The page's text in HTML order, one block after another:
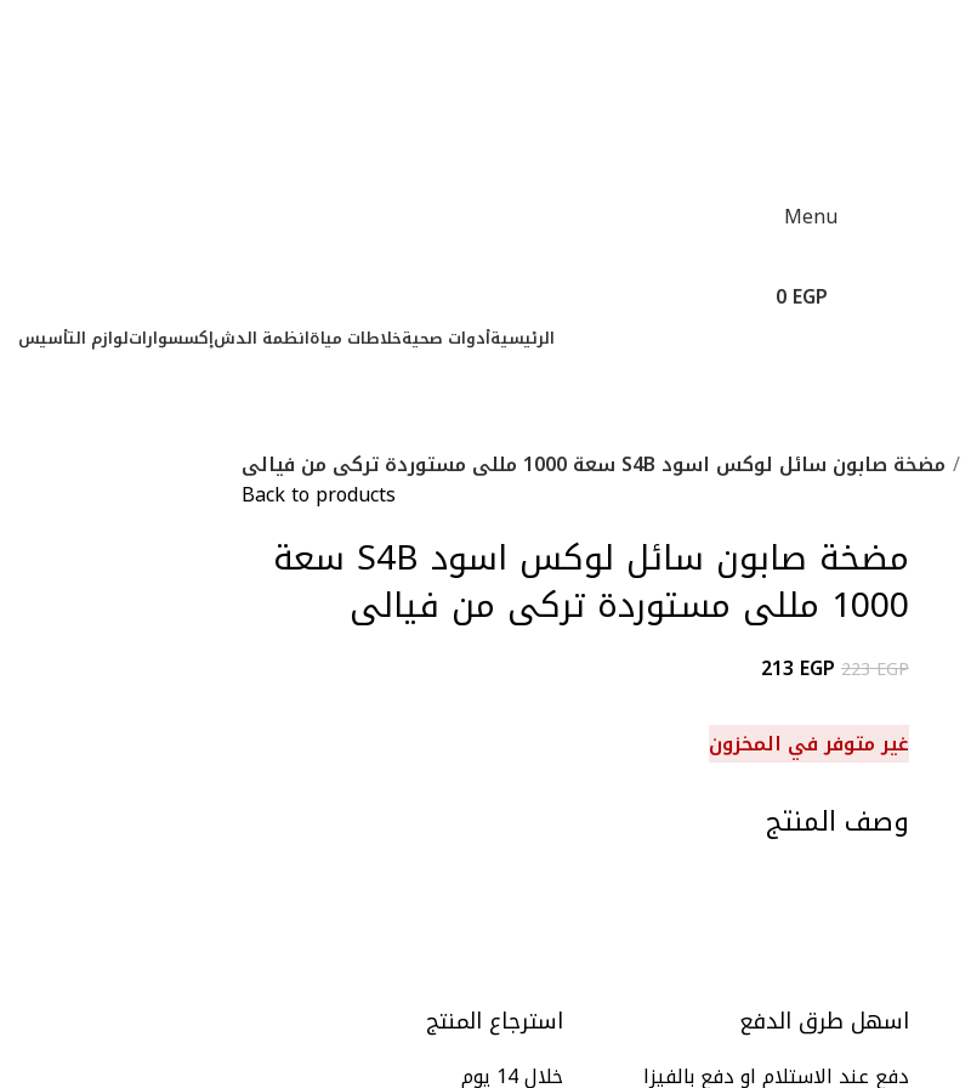
Menu
0EGP
الرئيسيةأدوات صحيةخلاطات مياةانظمة الدشإكسسواراتلوازم التأسيس
مضخة صابون سائل لوكس اسود S4B سعة 1000 مللى مستوردة تركى من فيالى
Back to products
مضخة صابون سائل لوكس اسود S4B سعة
1000 مللى مستوردة تركى من فيالى
223EGP
213 EGP
غير متوفر في المخزون
وصف المنتج
اسهل طرق الدفع
دفع عند الاستلام او دفع بالفيزا
استرجاع المنتج
خلال 14 يوم